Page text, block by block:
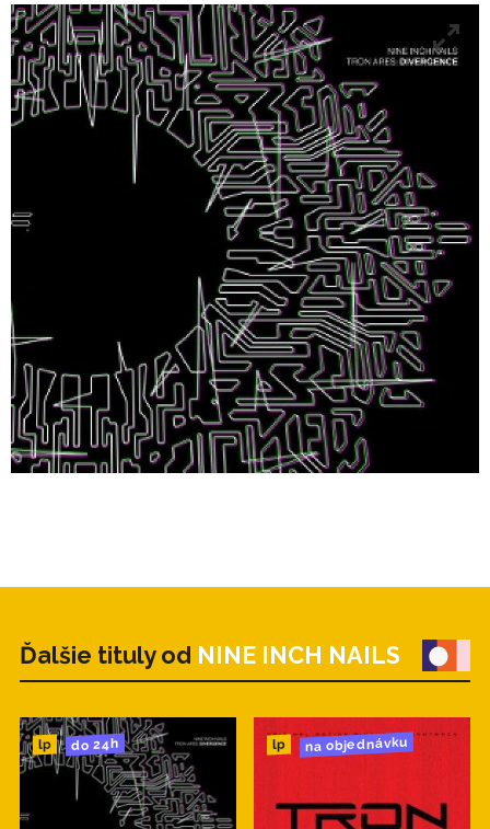
Ďalšie tituly od NINE INCH NAILS
lp do 24h lp na objednávku